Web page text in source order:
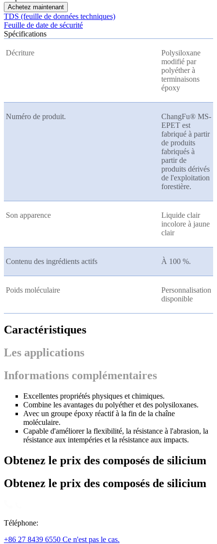
Achetez maintenant
TDS (feuille de données techniques)
Feuille de date de sécurité
Spécifications
Décriture
Polysiloxane
modifié par
polyéther à
terminaisons
époxy
Numéro de produit.
ChangFu® MS-
EPET est
fabriqué à partir
de produits
fabriqués à
partir de
produits dérivés
de l'exploitation
forestière.
Son apparence
Liquide clair
incolore à jaune
clair
Contenu des ingrédients actifs À 100 %.
Poids moléculaire
Personnalisation
disponible
Caractéristiques
Les applications
Informations complémentaires
Excellentes propriétés physiques et chimiques.
Combine les avantages du polyéther et des polysiloxanes.
Avec un groupe époxy réactif à la fin de la chaîne
moléculaire.
Capable d'améliorer la flexibilité, la résistance à l'abrasion, la
résistance aux intempéries et la résistance aux impacts.
Obtenez le prix des composés de silicium
Obtenez le prix des composés de silicium
Téléphone:
+86 27 8439 6550 Ce n'est pas le cas.